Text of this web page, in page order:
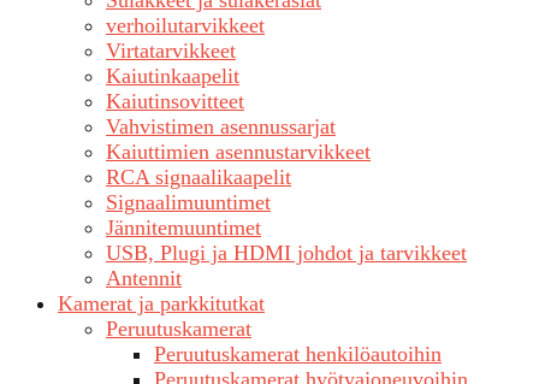
verhoilutarvikkeet
Virtatarvikkeet
Kaiutinkaapelit
Kaiutinsovitteet
Vahvistimen asennussarjat
Kaiuttimien asennustarvikkeet
RCA signaalikaapelit
Signaalimuuntimet
Jännitemuuntimet
USB, Plugi ja HDMI johdot ja tarvikkeet
Antennit
Kamerat ja parkkitutkat
Peruutuskamerat
Peruutuskamerat henkilöautoihin